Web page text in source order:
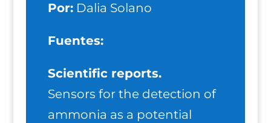
Por:Dalia Solano
Fuentes:
Scientific reports.
Sensors for the detection of
ammonia as a potential